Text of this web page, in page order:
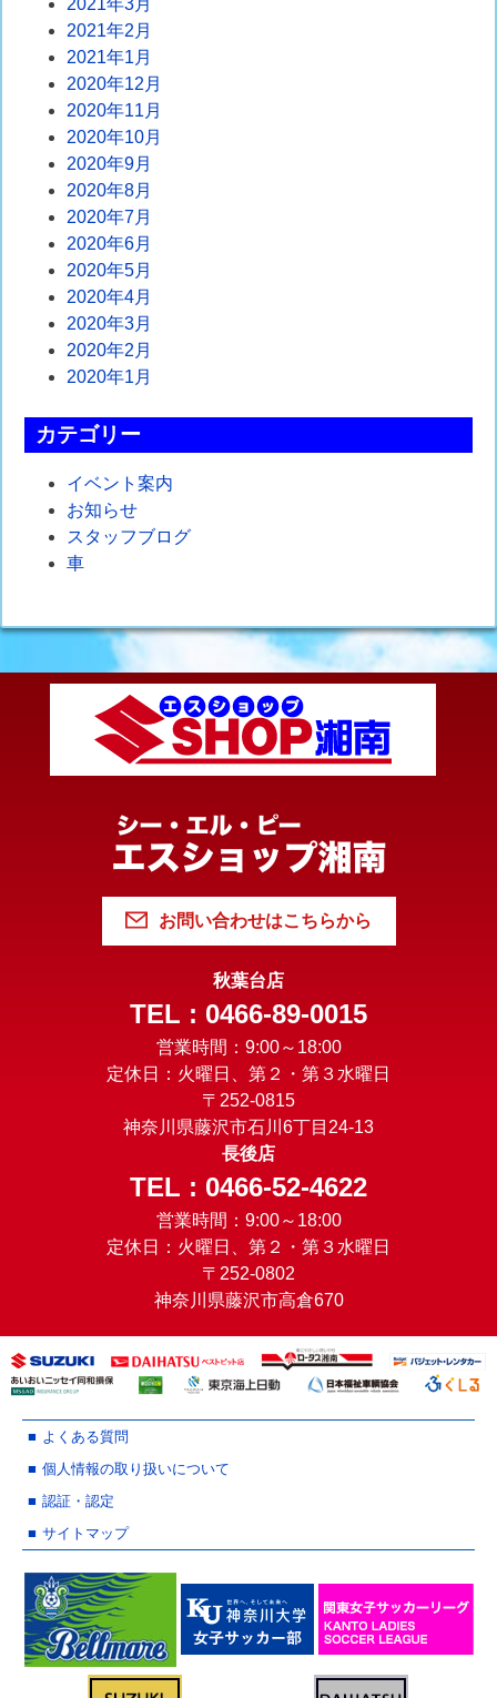
2021年3月
2021年2月
2021年1月
2020年12月
2020年11月
2020年10月
2020年9月
2020年8月
2020年7月
2020年6月
2020年5月
2020年4月
2020年3月
2020年2月
2020年1月
カテゴリー
イベント案内
お知らせ
スタッフブログ
車
お問い合わせはこちらから
秋葉台店
TEL : 0466-89-0015
営業時間：9:00～18:00
定休日：火曜日、第２・第３水曜日
〒252-0815
神奈川県藤沢市石川6丁目24-13
長後店
TEL : 0466-52-4622
営業時間：9:00～18:00
定休日：火曜日、第２・第３水曜日
〒252-0802
神奈川県藤沢市高倉670
よくある質問
個人情報の取り扱いについて
認証・認定
サイトマップ